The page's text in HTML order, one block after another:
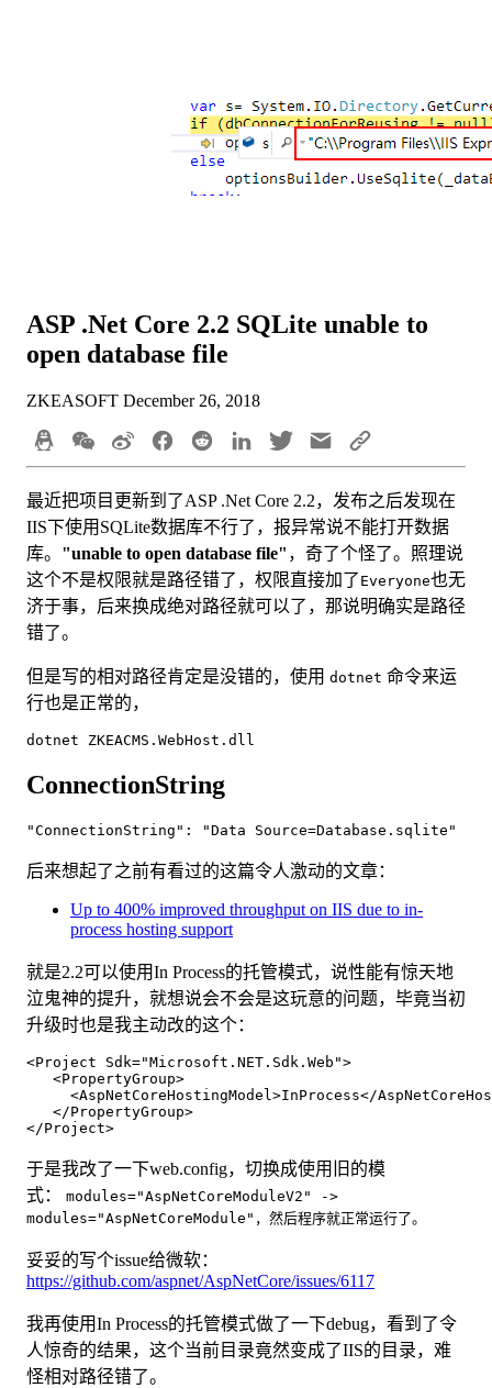
ASP .Net Core 2.2 SQLite unable to
open database file
ZKEASOFT December 26, 2018
最近把项目更新到了ASP .Net Core 2.2，发布之后发现在
IIS下使用SQLite数据库不行了，报异常说不能打开数据
库。 "unable to open database file" ，奇了个怪了。照理说
这个不是权限就是路径错了，权限直接加了 Everyone也无
济于事，后来换成绝对路径就可以了，那说明确实是路径
错了。
但是写的相对路径肯定是没错的，使用 dotnet 命令来运
行也是正常的，
ConnectionString
后来想起了之前有看过的这篇令人激动的文章：
Up to 400% improved throughput on IIS due to in-
process hosting support
就是2.2可以使用In Process的托管模式，说性能有惊天地
泣鬼神的提升，就想说会不会是这玩意的问题，毕竟当初
升级时也是我主动改的这个：
<Project Sdk="Microsoft.NET.Sdk.Web">
   <PropertyGroup>
<AspNetCoreHostingModel>InProcess</
   </PropertyGroup>
于是我改了一下web.config，切换成使用旧的模
式：
modules="AspNetCoreModuleV2" ->
modules="AspNetCoreModule"，然后程序就正常运行了。
妥妥的写个issue给微软：
https://github.com/aspnet/AspNetCore/issues/6117
我再使用In Process的托管模式做了一下debug，看到了令
人惊奇的结果，这个当前目录竟然变成了IIS的目录，难
怪相对路径错了。